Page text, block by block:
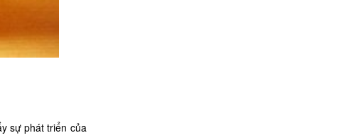
sự phát triển của